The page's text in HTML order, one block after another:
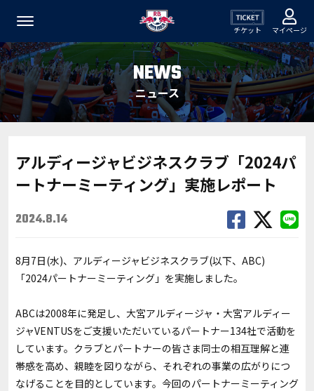
チケット マイページ
NEWS
ニュース
アルディージャビジネスクラブ「2024パ
ートナーミーティング」実施レポート
2024.8.14
8月7日(水)、アルディージャビジネスクラブ(以下、ABC)
「2024パートナーミーティング」を実施しました。
ABCは2008年に発足し、大宮アルディージャ・大宮アルディー
ジャVENTUSをご支援いただいているパートナー134社で活動を
しています。クラブとパートナーの皆さま同士の相互理解と連
帯感を高め、親睦を図りながら、それぞれの事業の広がりにつ
なげることを目的としています。今回のパートナーミーティング